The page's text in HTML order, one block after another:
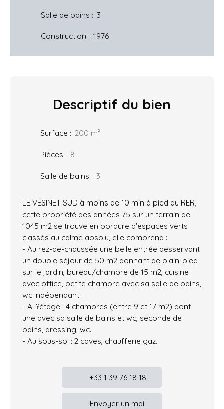
Salle de bains : 3
Construction : 1976
Descriptif du bien
Surface : 200 m²
Pièces : 8
Salle de bains : 3
LE VESINET SUD à moins de 10 min à pied du RER,
cette propriété des années 75 sur un terrain de
1045 m2 se trouve en bordure d'espaces verts
classés au calme absolu, elle comprend :
- Au rez-de-chaussée une belle entrée desservant
un double séjour de 50 m2 donnant de plain-pied
sur le jardin, bureau/chambre de 15 m2, cuisine
avec office, petite chambre avec sa salle de bains,
wc indépendant.
- A l?étage : 4 chambres (entre 9 et 17 m2) dont
une avec sa salle de bains et wc, seconde de
bains, dressing, wc.
- Au sous-sol : 2 caves, chaufferie gaz.
+33 1 39 76 18 18
Envoyer un mail